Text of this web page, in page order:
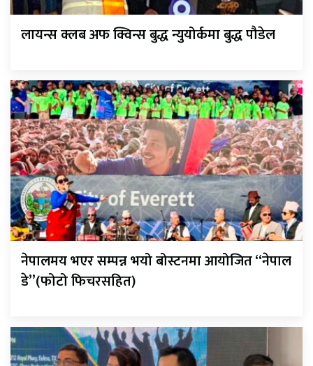
लायन्स क्लब अफ क्विन्स बुद्ध न्युयोर्कमा बुद्ध पौडेल
नेपालमय भएर सम्पन्न भयो बोस्टनमा आयोजित “नेपाल
डे”(फोटो फिचरसहित)